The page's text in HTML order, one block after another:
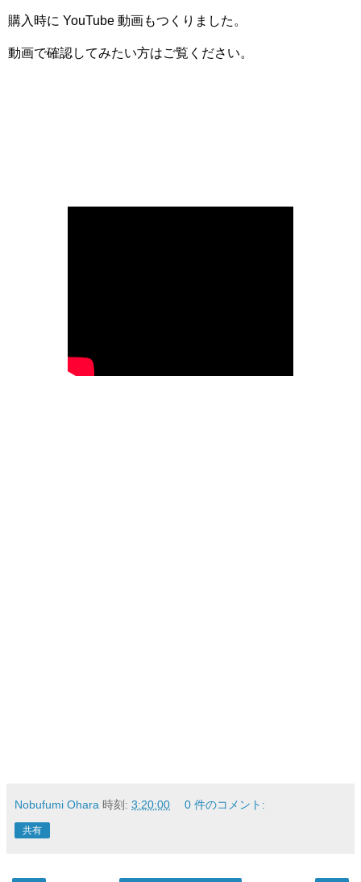
購入時に YouTube 動画もつくりました。
動画で確認してみたい方はご覧ください。
Nobufumi Ohara 時刻: 3:20:00 0 件のコメント:
共有